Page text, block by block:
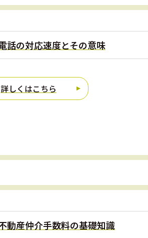
話の対応速度とその意味
詳しくはこちら
動産仲介手数料の基礎知識